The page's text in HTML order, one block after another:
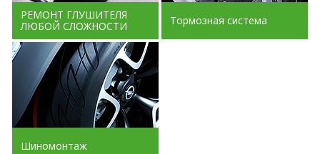
РЕМОНТ ГЛУШИТЕЛЯ
ЛЮБОЙ СЛОЖНОСТИ
Тормозная система
Шиномонтаж